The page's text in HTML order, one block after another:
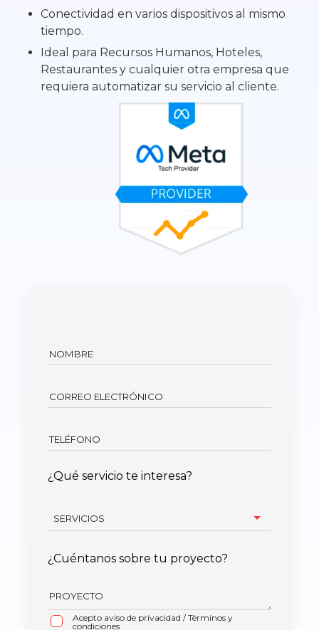
Conectividad en varios dispositivos al mismo
tiempo.
Ideal para Recursos Humanos, Hoteles,
Restaurantes y cualquier otra empresa que
requiera automatizar su servicio al cliente.
¿Qué servicio te interesa?
¿Cuéntanos sobre tu proyecto?
Acepto aviso de privacidad /Términos y
condiciones